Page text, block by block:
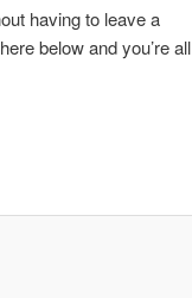
having to leave a
below and you’re all